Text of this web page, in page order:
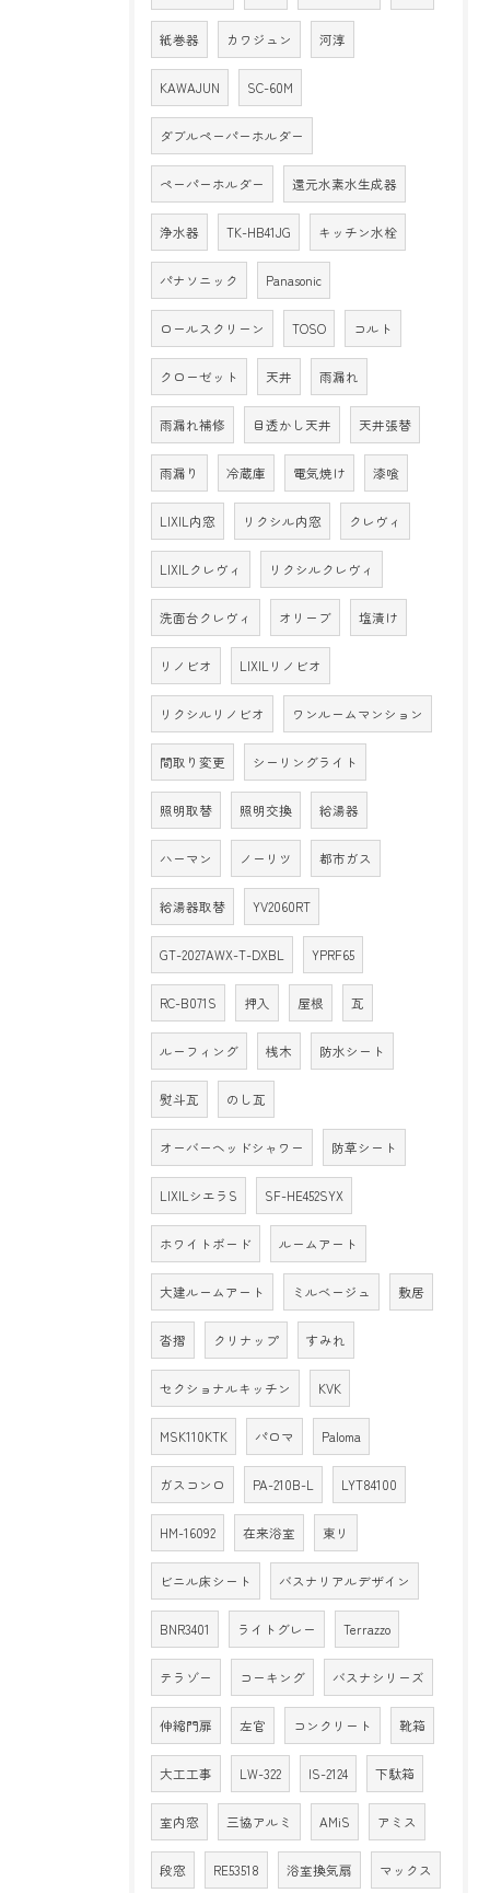
紙巻器 カワジュン 河淳
KAWAJUN SC-60M
ダブルペーパーホルダー
ペーパーホルダー 還元水素水生成器
浄水器 TK-HB41JG キッチン水栓
パナソニック Panasonic
ロールスクリーン TOSO コルト
クローゼット 天井 雨漏れ
雨漏れ補修 目透かし天井 天井張替
雨漏り 冷蔵庫 電気焼け 漆喰
LIXIL内窓 リクシル内窓 クレヴィ
LIXILクレヴィ リクシルクレヴィ
洗面台クレヴィ オリーブ 塩漬け
リノビオ LIXILリノビオ
リクシルリノビオ ワンルームマンション
間取り変更 シーリングライト
照明取替 照明交換 給湯器
ハーマン ノーリツ 都市ガス
給湯器取替 YV2060RT
GT-2027AWX-T-DXBL YPRF65
RC-B071S 押入 屋根 瓦
ルーフィング 桟木 防水シート
熨斗瓦 のし瓦
オーバーヘッドシャワー 防草シート
LIXILシエラS SF-HE452SYX
ホワイトボード ルームアート
大建ルームアート ミルベージュ 敷居
沓摺 クリナップ すみれ
セクショナルキッチン KVK
MSK110KTK パロマ Paloma
ガスコンロ PA-210B-L LYT84100
HM-16092 在来浴室 東リ
ビニル床シート バスナリアルデザイン
BNR3401 ライトグレー Terrazzo
テラゾー コーキング バスナシリーズ
伸縮門扉 左官 コンクリート 靴箱
大工工事 LW-322 IS-2124 下駄箱
室内窓 三協アルミ AMiS アミス
段窓 RE53518 浴室換気扇 マックス